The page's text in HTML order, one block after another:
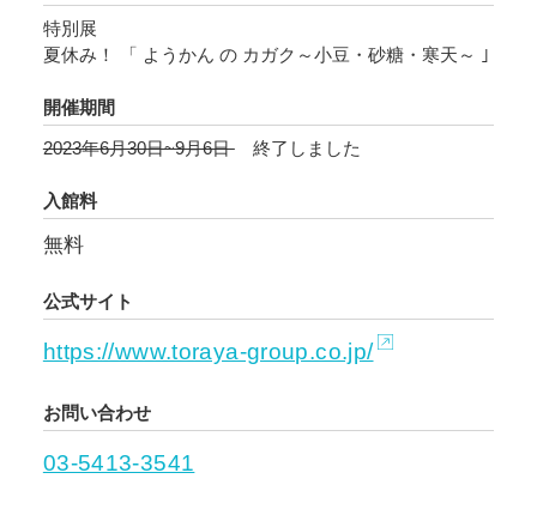
特別展
夏休み！ 「 ようかん の カガク～小豆・砂糖・寒天～ ｣
開催期間
2023年6月30日~9月6日
終了しました
入館料
無料
公式サイト
https://www.toraya-group.co.jp/
お問い合わせ
03-5413-3541